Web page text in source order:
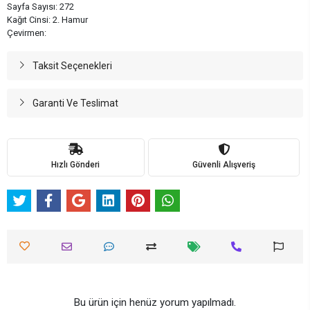
Sayfa Sayısı: 272
Kağıt Cinsi: 2. Hamur
Çevirmen:
Taksit Seçenekleri
Garanti Ve Teslimat
Hızlı Gönderi Güvenli Alışveriş
Bu ürün için henüz yorum yapılmadı.